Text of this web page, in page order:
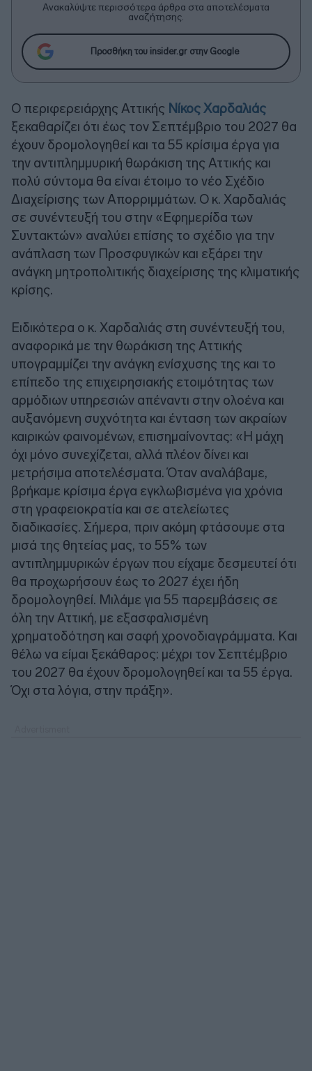
Ανακαλύψτε περισσότερα άρθρα στα αποτελέσματα
αναζήτησης.
Προσθήκη του insider.gr στην Google
Ο περιφερειάρχης Αττικής Νίκος Χαρδαλιάς
ξεκαθαρίζει ότι έως τον Σεπτέμβριο του 2027 θα
έχουν δρομολογηθεί και τα 55 κρίσιμα έργα για
την αντιπλημμυρική θωράκιση της Αττικής και
πολύ σύντομα θα είναι έτοιμο το νέο Σχέδιο
Διαχείρισης των Απορριμμάτων. Ο κ. Χαρδαλιάς
σε συνέντευξή του στην «Εφημερίδα των
Συντακτών» αναλύει επίσης το σχέδιο για την
ανάπλαση των Προσφυγικών και εξάρει την
ανάγκη μητροπολιτικής διαχείρισης της κλιματικής
κρίσης.
Ειδικότερα ο κ. Χαρδαλιάς στη συνέντευξή του,
αναφορικά με την θωράκιση της Αττικής
υπογραμμίζει την ανάγκη ενίσχυσης της και το
επίπεδο της επιχειρησιακής ετοιμότητας των
αρμόδιων υπηρεσιών απέναντι στην ολοένα και
αυξανόμενη συχνότητα και ένταση των ακραίων
καιρικών φαινομένων, επισημαίνοντας: «Η μάχη
όχι μόνο συνεχίζεται, αλλά πλέον δίνει και
μετρήσιμα αποτελέσματα. Όταν αναλάβαμε,
βρήκαμε κρίσιμα έργα εγκλωβισμένα για χρόνια
στη γραφειοκρατία και σε ατελείωτες
διαδικασίες. Σήμερα, πριν ακόμη φτάσουμε στα
μισά της θητείας μας, το 55% των
αντιπλημμυρικών έργων που είχαμε δεσμευτεί ότι
θα προχωρήσουν έως το 2027 έχει ήδη
δρομολογηθεί. Μιλάμε για 55 παρεμβάσεις σε
όλη την Αττική, με εξασφαλισμένη
χρηματοδότηση και σαφή χρονοδιαγράμματα. Και
θέλω να είμαι ξεκάθαρος: μέχρι τον Σεπτέμβριο
του 2027 θα έχουν δρομολογηθεί και τα 55 έργα.
Όχι στα λόγια, στην πράξη».